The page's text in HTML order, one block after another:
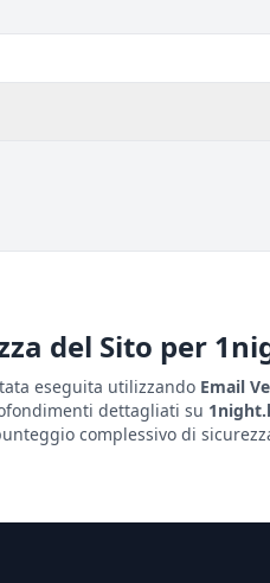
del Sito per
eseguita utilizzando Email
dettagliati su
complessivo di